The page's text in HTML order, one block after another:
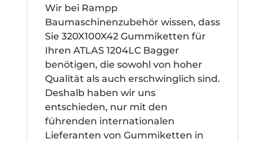
Wir bei Rampp
Baumaschinenzubehör wissen, dass
Sie 320X100X42 Gummiketten für
Ihren ATLAS 1204LC Bagger
benötigen, die sowohl von hoher
Qualität als auch erschwinglich sind.
Deshalb haben wir uns
entschieden, nur mit den
führenden internationalen
Lieferanten von Gummiketten in